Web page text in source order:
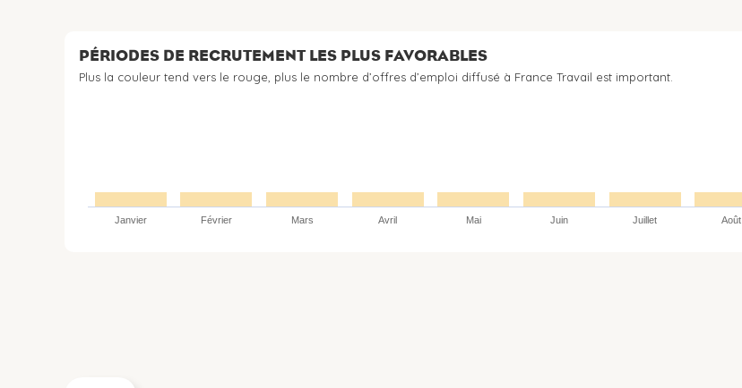
PÉRIODES DE RECRUTEMENT LES PLUS FAVORABLES
Plus la couleur tend vers le rouge, plus le nombre d’offres d’emploi diffusé à France Travail est important.
Janvier Février Mars Avril Mai Juin Juillet Août